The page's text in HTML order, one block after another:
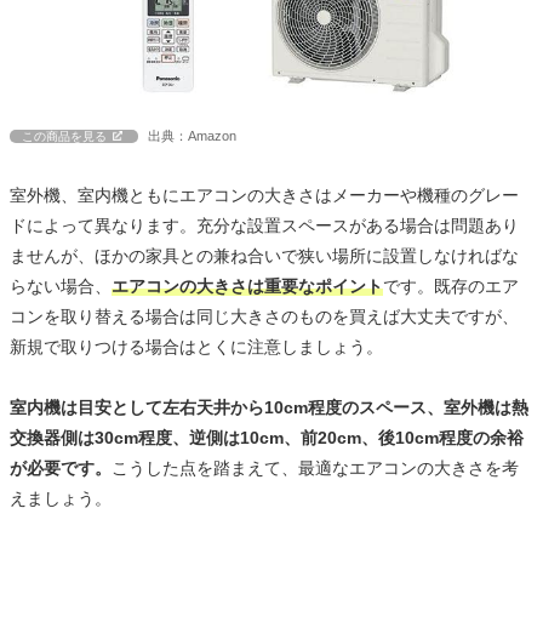
この商品を見る 出典：Amazon
室外機、室内機ともにエアコンの大きさはメーカーや機種のグレー
ドによって異なります。充分な設置スペースがある場合は問題あり
ませんが、ほかの家具との兼ね合いで狭い場所に設置しなければな
らない場合、 エアコンの大きさは重要なポイントです。既存のエア
コンを取り替える場合は同じ大きさのものを買えば大丈夫ですが、
新規で取りつける場合はとくに注意しましょう。
室内機は目安として左右天井から10cm程度のスペース、室外機は熱
交換器側は30cm程度、逆側は10cm、前20cm、後10cm程度の余裕
が必要です。
こうした点を踏まえて、最適なエアコンの大きさを考
えましょう。